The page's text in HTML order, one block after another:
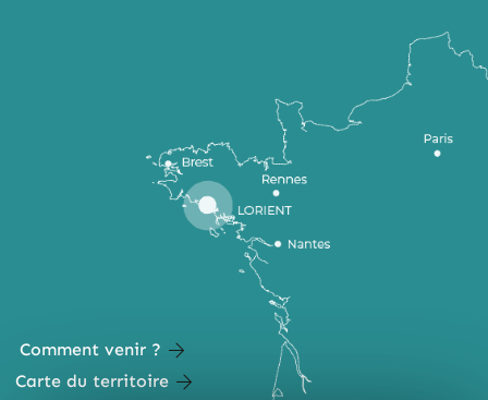
Comment venir ?
Carte du territoire